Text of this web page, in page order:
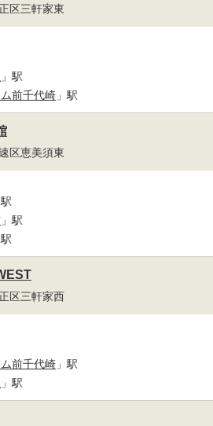
区三軒家東
」駅
ム前千代崎 」駅
区恵美須東
駅
」駅
駅
区三軒家西
ム前千代崎 」駅
」駅